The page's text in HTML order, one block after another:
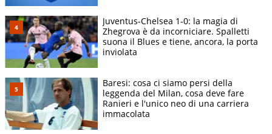
Juventus-Chelsea 1-0: la magia di
Zhegrova è da incorniciare. Spalletti
suona il Blues e tiene, ancora, la porta
inviolata
Baresi: cosa ci siamo persi della
leggenda del Milan, cosa deve fare
Ranieri e l'unico neo di una carriera
immacolata